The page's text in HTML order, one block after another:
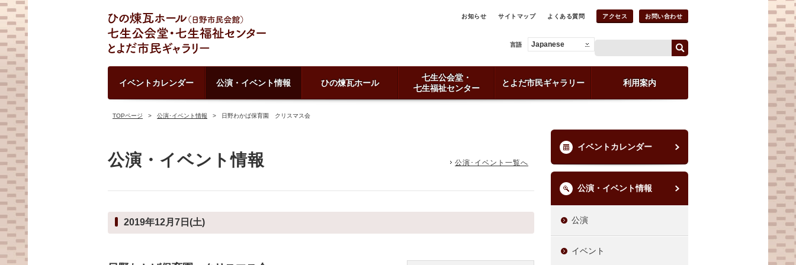
お知らせ サイトマップ よくある質問 アクセス お問い合わせ
言語 Japanese
イベントカレンダー 公演・イベント情報 ひの煉瓦ホール
七生公会堂・
七生福祉センター
とよだ市民ギャラリー 利用案内
TOPページ 公演･イベント情報 日野わかば保育園 クリスマス会
公演・イベント情報 公演･イベント一覧へ
2019年12月7日(土)
イベントカレンダー
公演・イベント情報
公演
イベント